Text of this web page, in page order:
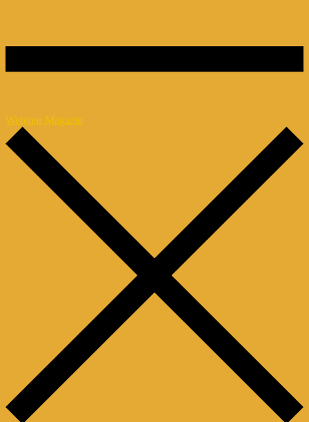
Webinar Magazin